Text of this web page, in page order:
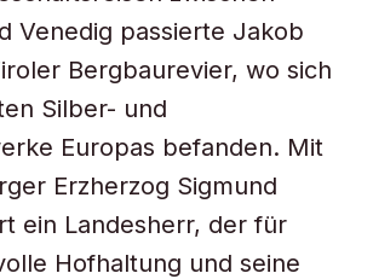
Venedig passierte Jakob
Bergbaurevier, wo sich
Silber- und
Europas befanden. Mit
Erzherzog Sigmund
ein Landesherr, der für
Hofhaltung und seine